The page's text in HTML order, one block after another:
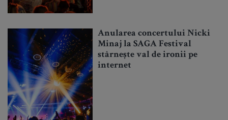
Anularea concertului Nicki
Minaj la SAGA Festival
stârnește val de ironii pe
internet